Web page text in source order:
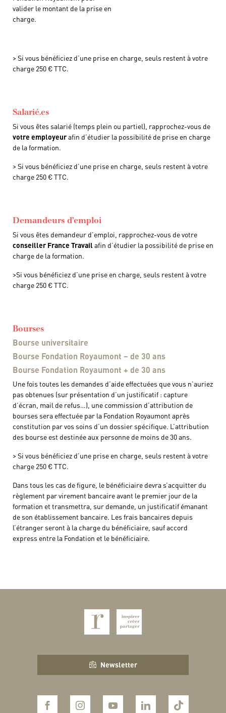
valider le montant de la prise en
charge.
> Si vous bénéficiez d’une prise en charge, seuls restent à votre
charge 250 € TTC.
Salarié.es
Si vous êtes salarié (temps plein ou partiel), rapprochez-vous de
votre employeurafin d’étudier la possibilité de prise en charge
de la formation.
> Si vous bénéficiez d’une prise en charge, seuls restent à votre
charge 250 € TTC.
Demandeurs d’emploi
Si vous êtes demandeur d’emploi, rapprochez-vous de votre
conseiller France Travail afin d’étudier la possibilité de prise en
charge de la formation.
>Si vous bénéficiez d’une prise en charge, seuls restent à votre
charge 250 € TTC.
Bourses
Bourse universitaire
Bourse Fondation Royaumont – de 30 ans
Bourse Fondation Royaumont + de 30 ans
Une fois toutes les demandes d’aide effectuées que vous n’auriez
pas obtenues (sur présentation d’un justificatif : capture
d’écran, mail de refus…), une commission d’attribution de
bourses sera effectuée par la Fondation Royaumont après
constitution par vos soins d’un dossier spécifique. L’attribution
des bourse est destinée aux personne de moins de 30 ans.
> Si vous bénéficiez d’une prise en charge, seuls restent à votre
charge 250 € TTC.
Dans tous les cas de figure, le bénéficiaire devra s’acquitter du
règlement par virement bancaire avant le premier jour de la
formation et transmettra, sur demande, un justificatif émanant
de son établissement bancaire. Les frais bancaires depuis
l’étranger seront à la charge du bénéficiaire, sauf accord
express entre la Fondation et le bénéficiaire.
Newsletter